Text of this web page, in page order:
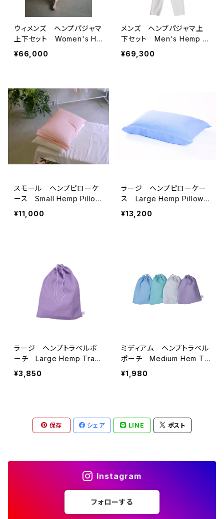
ウィメンズ ヘンプパジャマ
上下セット Women's He
mp Pyjama Set
¥66,000
メンズ ヘンプパジャマ上
下セット Men's Hemp P
yjama Set
¥69,300
スモール ヘンプピローケ
ース Small Hemp Pillow
Case
¥11,000
ラージ ヘンプピローケー
ス Large Hemp Pillow
Case
¥13,200
ラージ ヘンプトラベルポ
ーチ Large Hemp Trav
el Pouch
¥3,850
ミディアム ヘンプトラベル
ポーチ Medium Hem Tr
avel Pouch
¥1,980
保存 シェア LINE ポスト
Instagram
フォローする